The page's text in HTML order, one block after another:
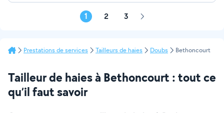
1 2 3 Page
Prestations de services Tailleurs de haies Doubs Bethoncourt
Tailleur de haies à Bethoncourt : tout ce
qu’il faut savoir